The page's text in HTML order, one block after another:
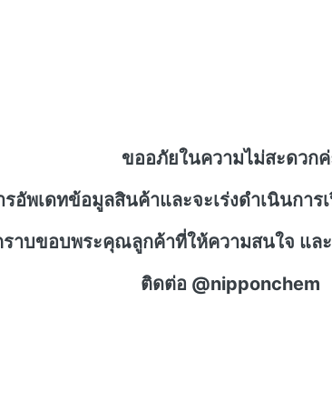
ขออภัยในความไม่สะดวก
อัพเดทข้อมูลสินค้าและจะเร่งดำเนินกา
ราบขอบพระคุณลูกค้าที่ให้ความสนใจ แ
ติดต่อ @nipponchem